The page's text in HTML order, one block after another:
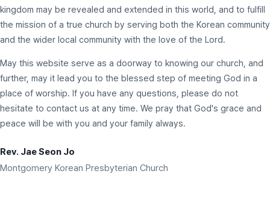
kingdom may be revealed and extended in this world, and to fulfill
the mission of a true church by serving both the Korean community
and the wider local community with the love of the Lord.
May this website serve as a doorway to knowing our church, and
further, may it lead you to the blessed step of meeting God in a
place of worship. If you have any questions, please do not
hesitate to contact us at any time. We pray that God's grace and
peace will be with you and your family always.
Rev. Jae Seon Jo
Montgomery Korean Presbyterian Church